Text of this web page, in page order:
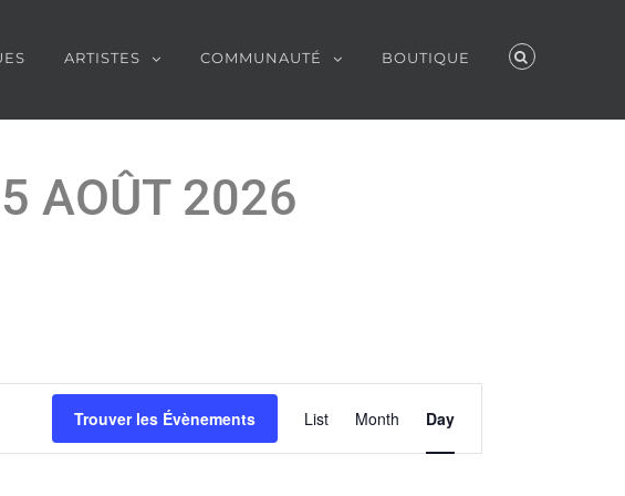
ARTISTES COMMUNAUTÉ BOUTIQUE
AOÛT 2026
Trouver les Évènements
Évènement
Views
List Month Day